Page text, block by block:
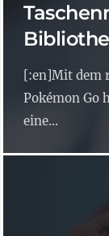
[:en]Mit dem
Pokémon Go
eine...